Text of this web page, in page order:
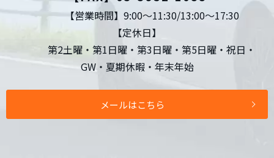
【営業時間】9:00～11:30/13:00～17:30
【定休日】
第2土曜・第1日曜・第3日曜・第5日曜・祝日・
GW・夏期休暇・年末年始
メールはこちら